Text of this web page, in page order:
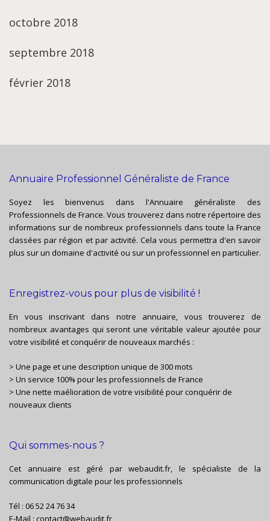
octobre 2018
septembre 2018
février 2018
Annuaire Professionnel Généraliste de France
Soyez les bienvenus dans l'Annuaire généraliste des
Professionnels de France. Vous trouverez dans notre répertoire des
informations sur de nombreux professionnels dans toute la France
classées par région et par activité. Cela vous permettra d'en savoir
plus sur un domaine d'activité ou sur un professionnel en particulier.
Enregistrez-vous pour plus de visibilité !
En vous inscrivant dans notre annuaire, vous trouverez de
nombreux avantages qui seront une véritable valeur ajoutée pour
votre visibilité et conquérir de nouveaux marchés :
> Une page et une description unique de 300 mots
> Un service 100% pour les professionnels de France
> Une nette maélioration de votre visibilité pour conquérir de
nouveaux clients
Qui sommes-nous ?
Cet annuaire est géré parwebaudit.fr, le spécialiste de la
communication digitale pour les professionnels
Tél : 06 52 24 76 34
E-Mail : contact@webaudit.fr